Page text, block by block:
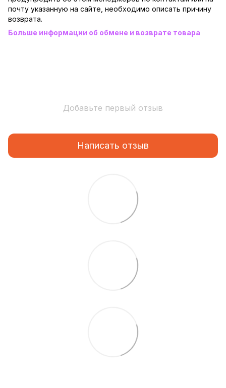
почту указанную на сайте, необходимо описать причину
возврата.
Больше информации об обмене и возврате товара
Добавьте первый отзыв
Написать отзыв